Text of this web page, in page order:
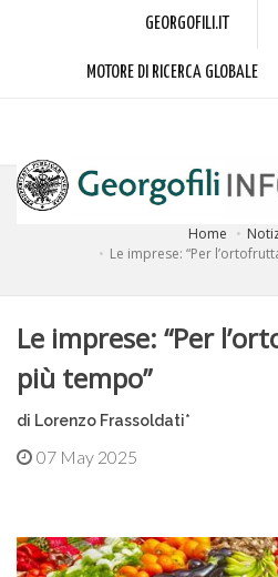
GEORGOFILI.IT
MOTORE DI RICERCA GLOBALE
a cura dell'Accademia dei Georgofili
Home
Le imprese: “Per
Le imprese: “Per
più tempo”
di Lorenzo Frassoldati*
07 May 2025